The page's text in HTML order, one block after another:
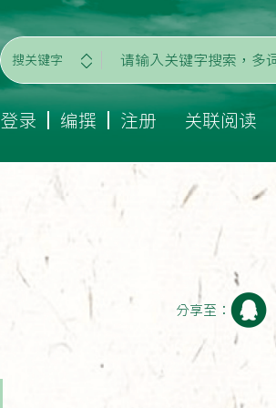
搜关键字
登录 编撰 注册 关联阅读
分享至：